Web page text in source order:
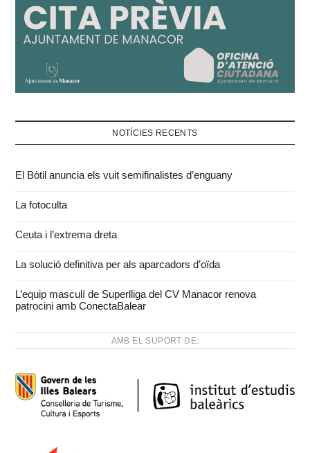
NOTÍCIES RECENTS
El Bòtil anuncia els vuit semifinalistes d’enguany
La fotoculta
Ceuta i l’extrema dreta
La solució definitiva per als aparcadors d’oïda
L’equip masculí de Superlliga del CV Manacor renova
patrocini amb ConectaBalear
AMB EL SUPORT DE: